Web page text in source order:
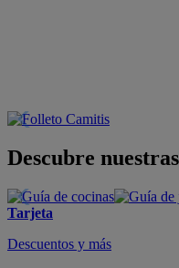
Descubre
Tarjeta
Descuentos y más